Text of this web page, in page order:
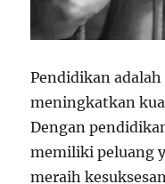
Pendidikan
meningkatkan
Dengan
memiliki peluang
meraih